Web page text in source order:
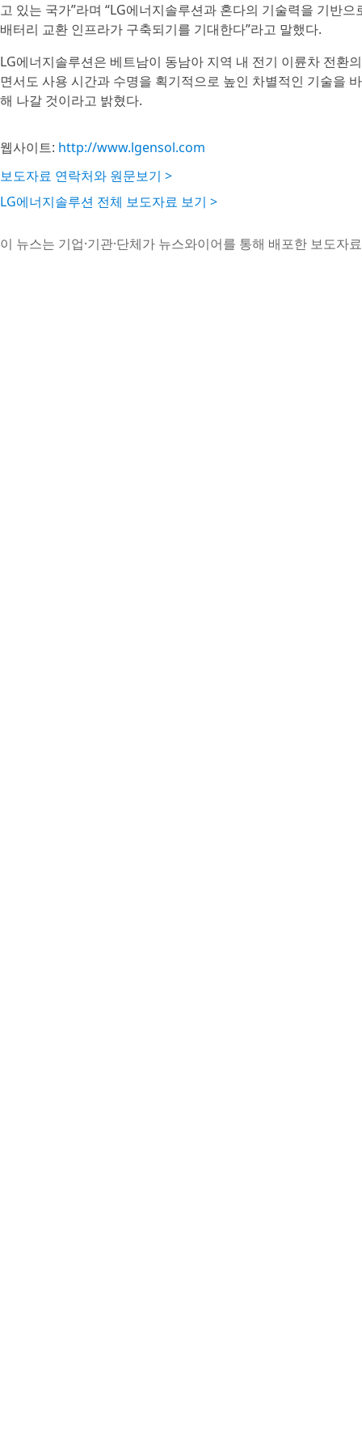
고 있는 국가”라며 “LG에너지솔루션과 혼다의 기술력을 기반
배터리 교환 인프라가 구축되기를 기대한다”라고 말했다.
LG에너지솔루션은 베트남이 동남아 지역 내 전기 이륜차 전환
면서도 사용 시간과 수명을 획기적으로 높인 차별적인 기술을
해 나갈 것이라고 밝혔다.
웹사이트: http://www.lgensol.com
보도자료 연락처와 원문보기 >
LG에너지솔루션 전체 보도자료 보기 >
이 뉴스는 기업·기관·단체가 뉴스와이어를 통해 배포한 보도자